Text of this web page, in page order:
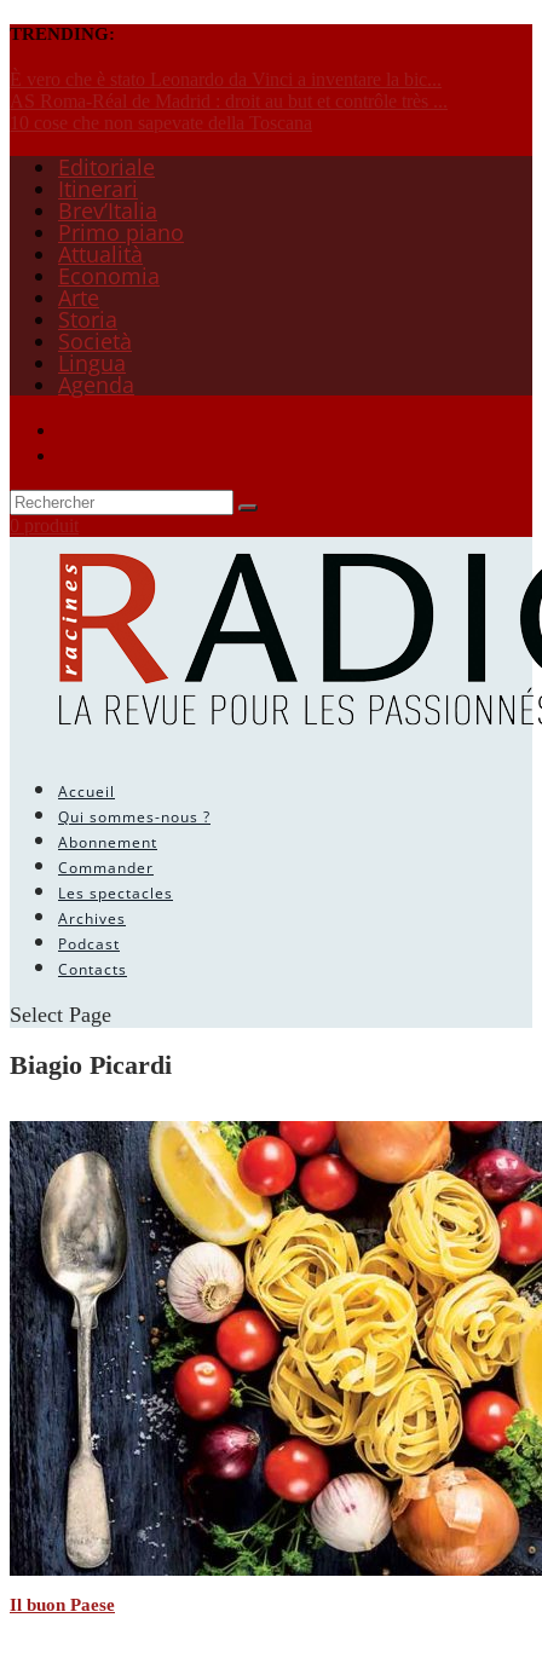
TRENDING:
È vero che è stato Leonardo da Vinci a inventare la bic...
AS Roma-Réal de Madrid : droit au but et contrôle très ...
10 cose che non sapevate della Toscana
Editoriale
Itinerari
Brev’Italia
Primo piano
Attualità
Economia
Arte
Storia
Società
Lingua
Agenda
0 produit
Accueil
Qui sommes-nous ?
Abonnement
Commander
Les spectacles
Archives
Podcast
Contacts
Select Page
Biagio Picardi
Il buon Paese